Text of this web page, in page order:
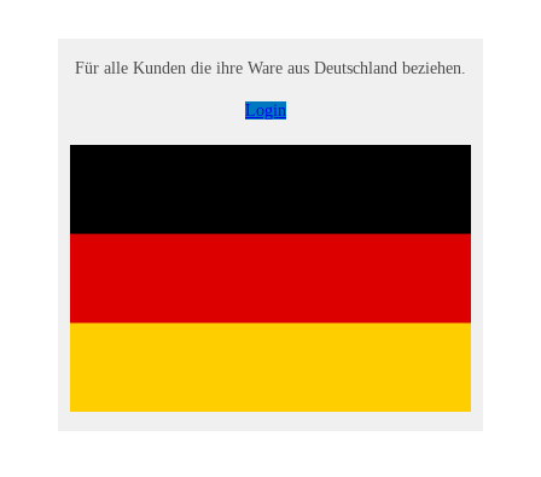
Für alle Kunden die ihre Ware aus Deutschland beziehen.
Login